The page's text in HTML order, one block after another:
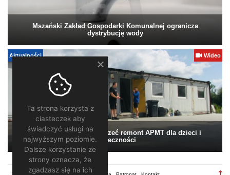
Mszański Zakład Gospodarki Komunalnej ogranicza
dystrybucję wody
Aktualności Wideo
Pomagamy. Warto wesprzeć remont APMT dla dzieci i
społeczności
Ta strona korzysta z
ciasteczek aby
świadczyć usługi na
najwyższym poziomie.
Dalsze korzystanie ze
strony oznacza, że
zgadzasz się na ich